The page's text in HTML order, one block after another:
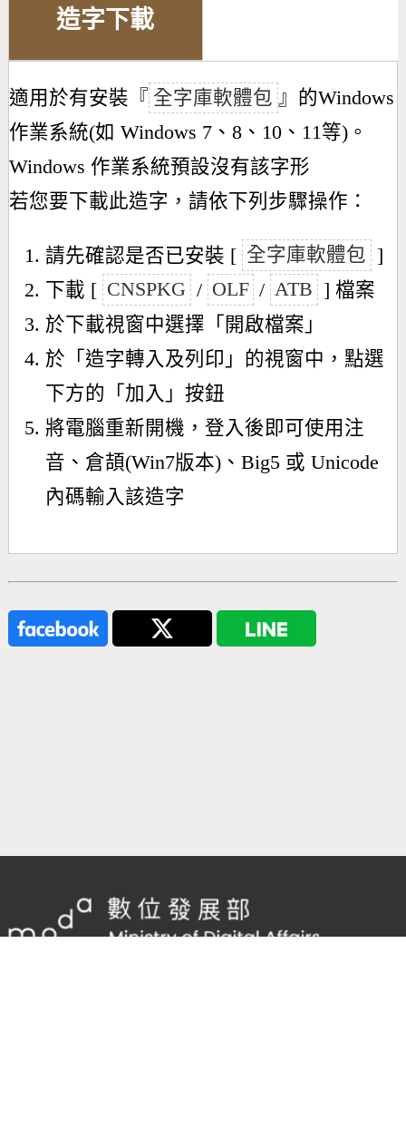
造字下載
適用於有安裝『 全字庫軟體包 』的Windows
作業系統(如 Windows 7、8、10、11等)。
Windows 作業系統預設沒有該字形
若您要下載此造字，請依下列步驟操作：
請先確認是否已安裝 [ 全字庫軟體包 ]
下載 [ CNSPKG / OLF / ATB ] 檔案
於下載視窗中選擇「開啟檔案」
於「造字轉入及列印」的視窗中，點選
下方的「加入」按鈕
將電腦重新開機，登入後即可使用注
音、倉頡(Win7版本)、Big5 或 Unicode
內碼輸入該造字